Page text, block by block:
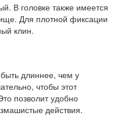
В головке также имеется
Для плотной фиксации
клин.
длиннее, чем у
чтобы этот
позволит удобно
действия.